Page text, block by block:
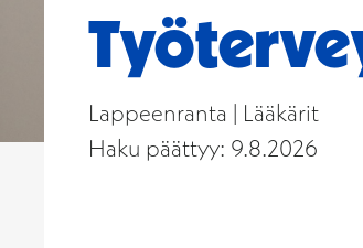
Lappeenranta | Lääkärit
Haku päättyy: 9.8.2026